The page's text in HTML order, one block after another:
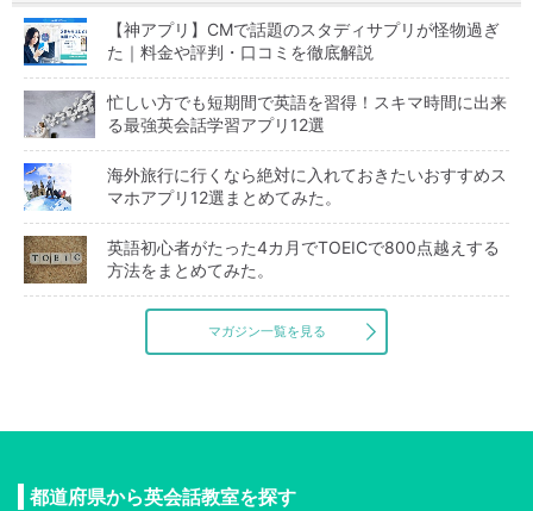
【神アプリ】CMで話題のスタディサプリが怪物過ぎ
た｜料金や評判・口コミを徹底解説
忙しい方でも短期間で英語を習得！スキマ時間に出来
る最強英会話学習アプリ12選
海外旅行に行くなら絶対に入れておきたいおすすめス
マホアプリ12選まとめてみた。
英語初心者がたった4カ月でTOEICで800点越えする
方法をまとめてみた。
マガジン一覧を見る
都道府県から英会話教室を探す